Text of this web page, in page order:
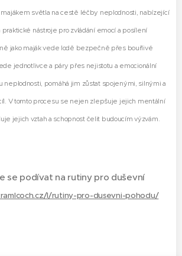
majákem světla na cestě léčby neplodnosti, nabízející
nástroje pro zvládání emocí a posílení
jako maják vede lodě bezpečně přes bouřlivé
jednotlivce a páry přes nejistotu a emocionální
neplodnosti, pomáhá jim zůstat spojenými, silnými a
V tomto procesu se nejen zlepšuje jejich mentální
jejich vztah a schopnost čelit budoucím výzvám.
se podívat na rutiny pro duševní
l/rutiny-pro-dusevni-pohodu/